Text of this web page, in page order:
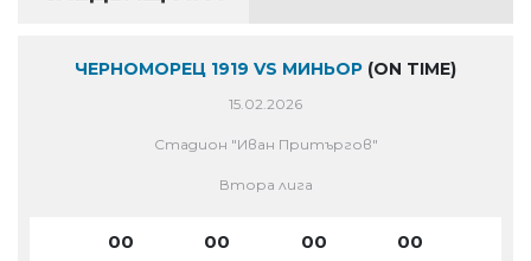
ЧЕРНОМОРЕЦ 1919 VS МИНЬОР (ON TIME)
15.02.2026
Стадион "Иван Притъргов"
Втора лига
00 00 00 00